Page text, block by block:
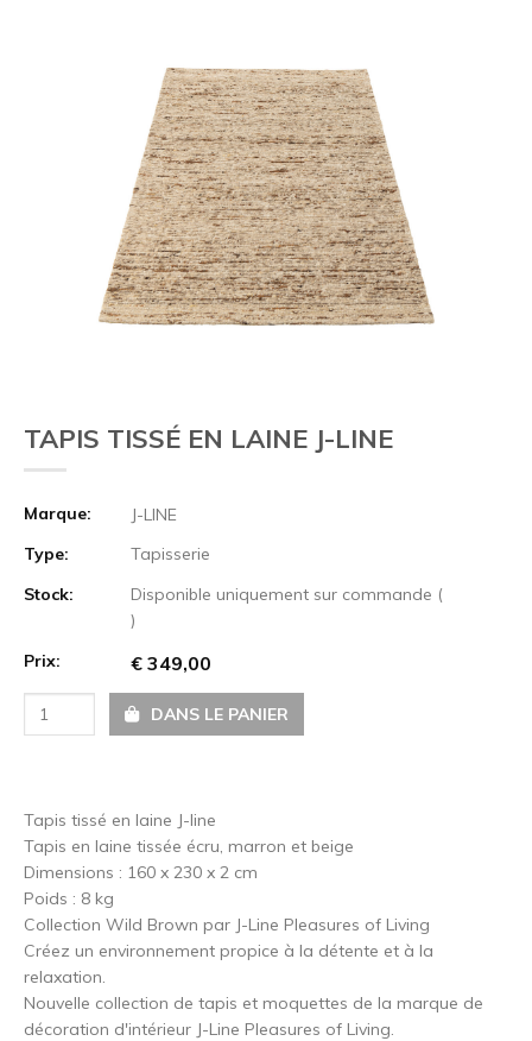
TAPIS TISSÉ EN LAINE J-LINE
Marque:
J-LINE
Type:
Tapisserie
Stock:
Disponible uniquement sur commande (
)
Prix:
€ 349,00
DANS LE PANIER
Tapis tissé en laine J-line
Tapis en laine tissée écru, marron et beige
Dimensions : 160 x 230 x 2 cm
Poids : 8 kg
Collection Wild Brown par J-Line Pleasures of Living
Créez un environnement propice à la détente et à la
relaxation.
Nouvelle collection de tapis et moquettes de la marque de
décoration d'intérieur J-Line Pleasures of Living.